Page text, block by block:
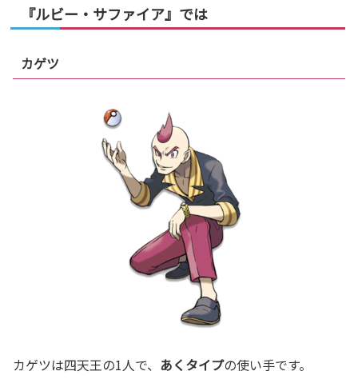
『ルビー・サファイア』では
カゲツ
カゲツは四天王の1人で、 あくタイプの使い手です。